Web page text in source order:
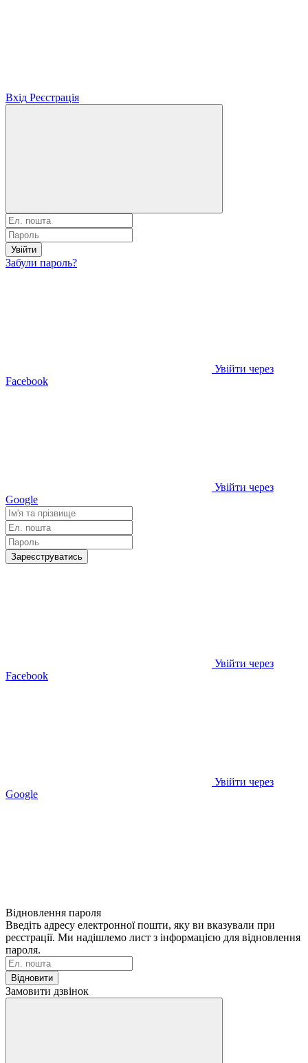
Вхід Реєстрація
Увійти
Забули пароль?
Увійти через
Facebook
Увійти через
Google
Зареєструватись
Увійти через
Facebook
Увійти через
Google
Відновлення пароля
Введіть адресу електронної пошти, яку ви вказували при
реєстрації. Ми надішлемо лист з інформацією для відновлення
пароля.
Відновити
Замовити дзвінок